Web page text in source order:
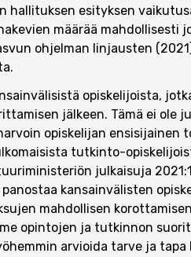
hallituksen esityksen
määrää mahdollisesti
ohjelman linjausten
opiskelijoista,
jälkeen. Tämä ei ole
opiskelijan
tutkinto-
julkaisuja
kansainvälisten
mahdollisen
opintojen ja tutkinnon
arvioida tarve ja